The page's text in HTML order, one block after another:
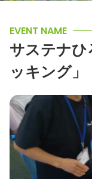
EVENT NAME
サステナひ
ッキング」